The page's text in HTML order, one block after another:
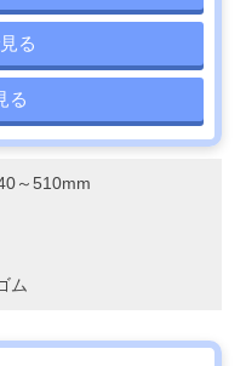
る
る
～510mm
ム